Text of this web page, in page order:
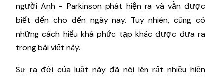
người Anh - Parkinson phát hiện ra và vẫn được
biết đến cho đến ngày nay. Tuy nhiên, cũng có
những cách hiểu khá phức tạp khác được đưa ra
trong bài viết này.
Sự ra đời của luật này đã nói lên rất nhiều hiện